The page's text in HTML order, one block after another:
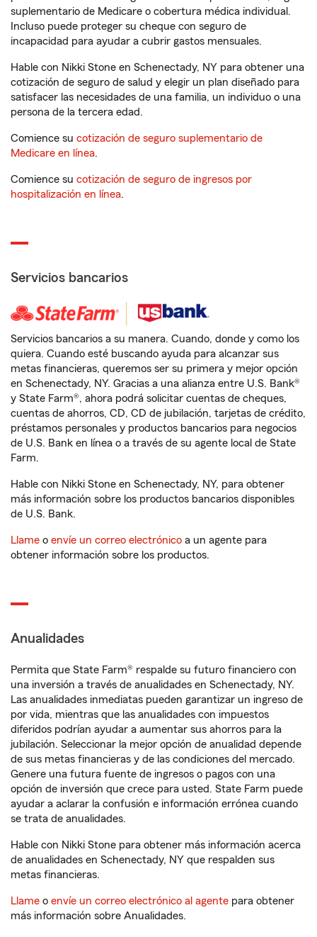
suplementario de Medicare o cobertura médica individual.
Incluso puede proteger su cheque con seguro de
incapacidad para ayudar a cubrir gastos mensuales.
Hable con Nikki Stone en Schenectady, NY para obtener una
cotización de seguro de salud y elegir un plan diseñado para
satisfacer las necesidades de una familia, un individuo o una
persona de la tercera edad.
Comience su cotización de seguro suplementario de
Medicare en línea.
Comience su cotización de seguro de ingresos por
hospitalización en línea.
Servicios bancarios
Servicios bancarios a su manera. Cuando, donde y como los
quiera. Cuando esté buscando ayuda para alcanzar sus
metas financieras, queremos ser su primera y mejor opción
en Schenectady, NY. Gracias a una alianza entre U.S. Bank®
y State Farm®, ahora podrá solicitar cuentas de cheques,
cuentas de ahorros, CD, CD de jubilación, tarjetas de crédito,
préstamos personales y productos bancarios para negocios
de U.S. Bank en línea o a través de su agente local de State
Farm.
Hable con Nikki Stone en Schenectady, NY, para obtener
más información sobre los productos bancarios disponibles
de U.S. Bank.
Llame o envíe un correo electrónico a un agente para
obtener información sobre los productos.
Anualidades
Permita que State Farm® respalde su futuro financiero con
una inversión a través de anualidades en Schenectady, NY.
Las anualidades inmediatas pueden garantizar un ingreso de
por vida, mientras que las anualidades con impuestos
diferidos podrían ayudar a aumentar sus ahorros para la
jubilación. Seleccionar la mejor opción de anualidad depende
de sus metas financieras y de las condiciones del mercado.
Genere una futura fuente de ingresos o pagos con una
opción de inversión que crece para usted. State Farm puede
ayudar a aclarar la confusión e información errónea cuando
se trata de anualidades.
Hable con Nikki Stone para obtener más información acerca
de anualidades en Schenectady, NY que respalden sus
metas financieras.
Llame o envíe un correo electrónico al agente para obtener
más información sobre Anualidades.